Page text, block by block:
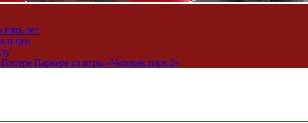
лет
и цен
Паркере из игры «Человек-паук 2»